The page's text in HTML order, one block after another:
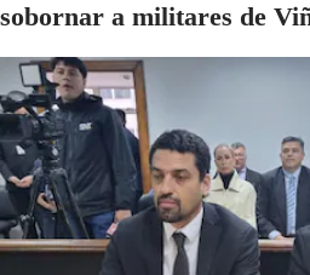
sobornar a militares de